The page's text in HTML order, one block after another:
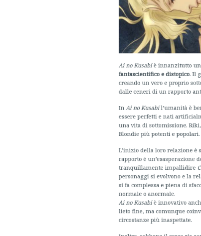
fantascientifico e distopico. Il
creando un vero e proprio
dalle ceneri di un rapporto
Ai no Kusabil’umanità è ben
essere perfetti e nati
una vita di sottomissione. Riki, è
Blondie più potenti e popolari.
L’inizio della loro relazione è
rapporto è un’esasperazione
tranquillamente impallidire
personaggi si evolvono e la
si fa complessa e piena di
normale o anormale.
Ai no Kusabiè innovativo anche
lieto fine, ma comunque
circostanze più inaspettate.
Inoltre, sebbene il sesso sia